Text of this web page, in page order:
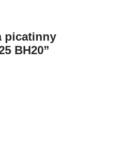
picatinny
BH20”